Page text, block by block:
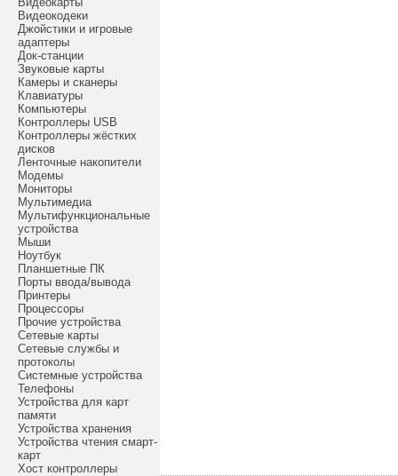
Видеокодеки
Джойстики и игровые
адаптеры
Док-станции
Звуковые карты
Камеры и сканеры
Клавиатуры
Компьютеры
Контроллеры USB
Контроллеры жёстких
дисков
Ленточные накопители
Модемы
Мониторы
Мультимедиа
Мультифункциональные
устройства
Мыши
Ноутбук
Планшетные ПК
Порты ввода/вывода
Принтеры
Процессоры
Прочие устройства
Сетевые карты
Сетевые службы и
протоколы
Системные устройства
Телефоны
Устройства для карт
памяти
Устройства хранения
Устройства чтения смарт-
карт
Хост контроллеры